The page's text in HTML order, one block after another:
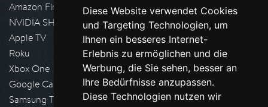
Diese Website verwendet Cookies
und Targeting Technologien, um
Ihnen ein besseres Internet-
Erlebnis zu ermöglichen und die
Werbung, die Sie sehen, besser an
Ihre Bedürfnisse anzupassen.
Diese Technologien nutzen wir
Amazon FireTV
NVIDIA SHIELD, Google TV
Apple TV
Roku
Xbox One
Google Cast
Samsung TV